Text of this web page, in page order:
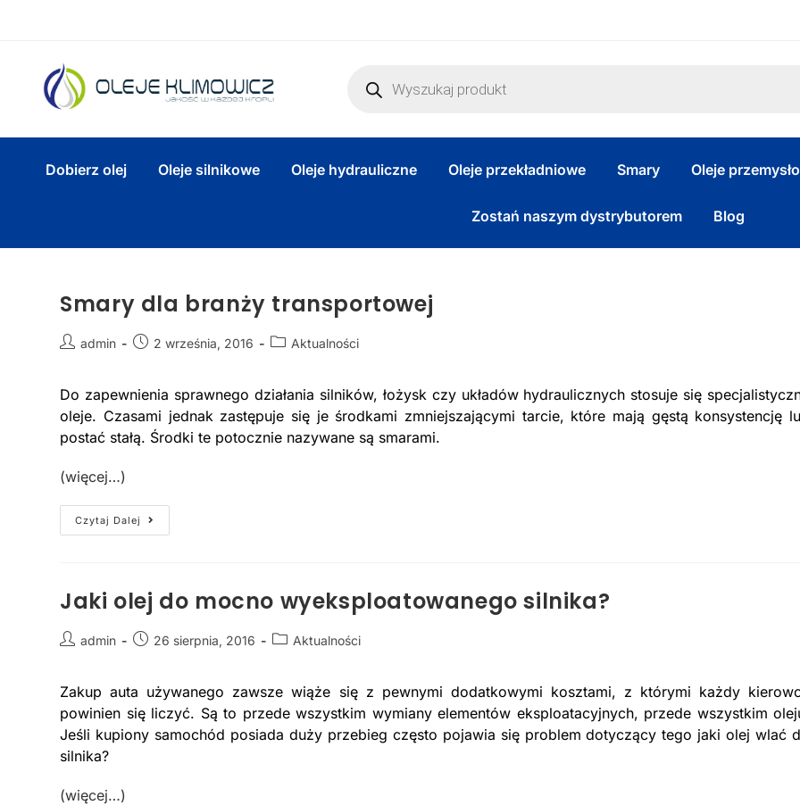
Dobierz olej Oleje silnikowe Oleje hydrauliczne Oleje przekładniowe Smary Oleje
Zostań naszym dystrybutorem Blog
Smary dla branży transportowej
admin 2 września, 2016 Aktualności
Do zapewnienia sprawnego działania silników, łożysk czy układów hydraulicznych stosuje się
oleje. Czasami jednak zastępuje się je środkami zmniejszającymi tarcie, które mają gęstą konsystencję
postać stałą. Środki te potocznie nazywane są smarami.
(więcej…)
Czytaj Dalej
Jaki olej do mocno wyeksploatowanego silnika?
admin 26 sierpnia, 2016 Aktualności
Zakup auta używanego zawsze wiąże się z pewnymi dodatkowymi kosztami, z którymi każdy
powinien się liczyć. Są to przede wszystkim wymiany elementów eksploatacyjnych, przede wszystkim
Jeśli kupiony samochód posiada duży przebieg często pojawia się problem dotyczący tego jaki olej wlać
silnika?
(więcej…)